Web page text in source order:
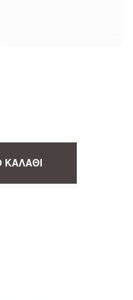
ΚΑΛΆΘΙ